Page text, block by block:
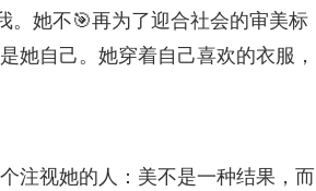
。她不🎯再为了迎合社会的审美标
她自己。她穿着自己喜欢的衣服，
注视她的人：美不是一种结果，而